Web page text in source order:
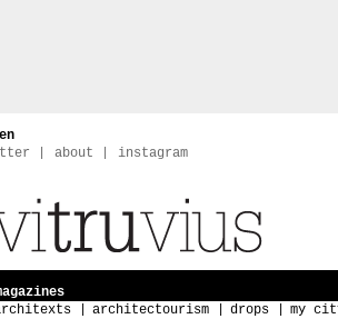
en
about instagram
architectourism drops my